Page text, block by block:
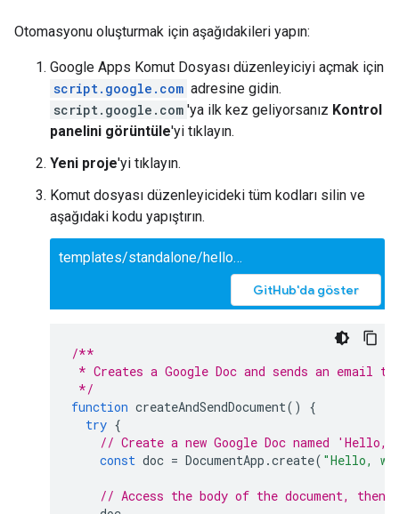
Otomasyonu oluşturmak için aşağıdakileri yapın:
Google Apps Komut Dosyası düzenleyiciyi açmak için
script.google.com adresine gidin.
script.google.com 'ya ilk kez geliyorsanız Kontrol
panelini görüntüle'yi tıklayın.
Yeni proje'yi tıklayın.
Komut dosyası düzenleyicideki tüm kodları silin ve
aşağıdaki kodu yapıştırın.
templates/standalone/helloWorld.gs
GitHub'da göster
/**
* Creates a Google Doc and sends an
*/
function createAndSendDocument()
{
try {
// Create a new Google Doc named
const doc = DocumentApp .create( "Hello,
// Access the body of the document, then